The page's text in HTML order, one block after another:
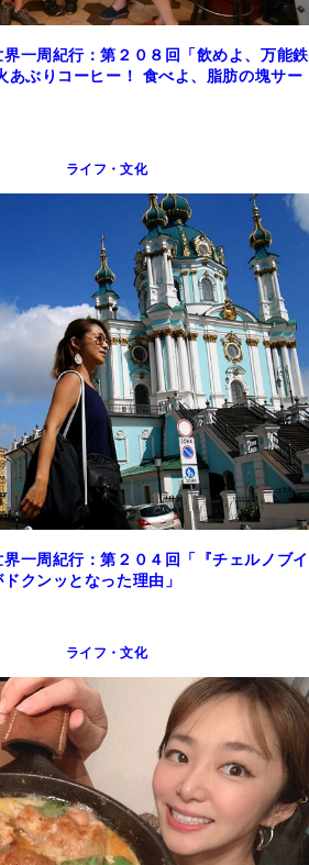
一周紀行：第２０８回「飲めよ、万能鉄
あぶりコーヒー！ 食べよ、脂肪の塊サー
ライフ・文化
一周紀行：第２０４回「『チェルノブイ
クンッとなった理由」
ライフ・文化